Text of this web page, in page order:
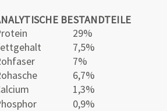
BESTANDTEILE
29%
7,5%
7%
6,7%
1,3%
0,9%